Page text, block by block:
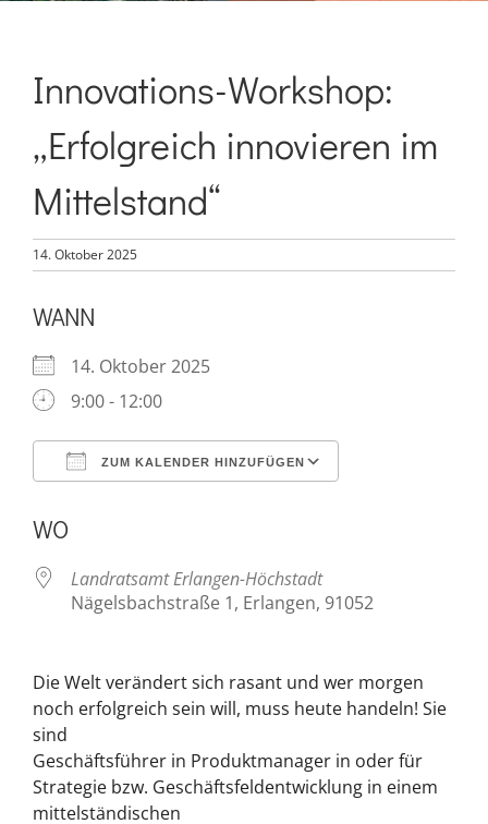
Innovations-Workshop:
„Erfolgreich innovieren im
Mittelstand“
14. Oktober 2025
WANN
14. Oktober 2025
9:00 - 12:00
ZUM KALENDER HINZUFÜGEN
WO
Landratsamt Erlangen-Höchstadt
Nägelsbachstraße 1, Erlangen, 91052
Die Welt verändert sich rasant und wer morgen
noch erfolgreich sein will, muss heute handeln! Sie
sind
Geschäftsführer in Produktmanager in oder für
Strategie bzw. Geschäftsfeldentwicklung in einem
mittelständischen